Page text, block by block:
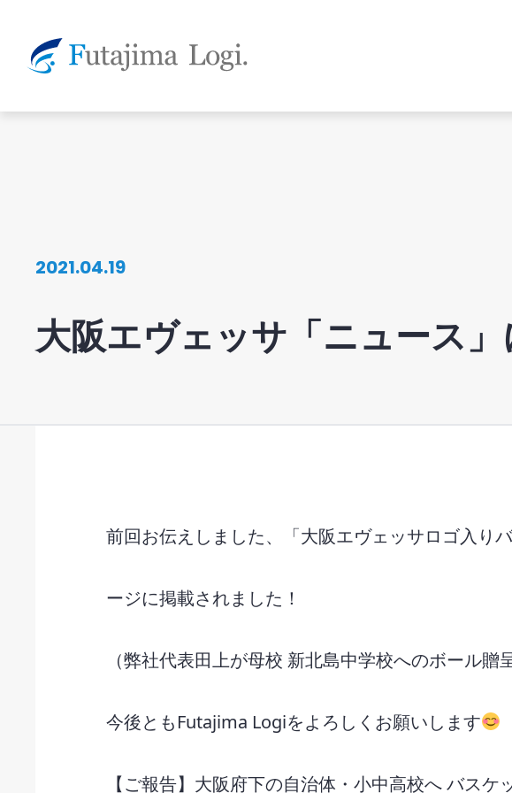
2021.04.19
大阪エヴェッサ「ニュース
前回お伝えしました、「大阪エヴェッサロゴ入り
ージに掲載されました！
（弊社代表田上が母校 新北島中学校へのボール贈
今後ともFutajima Logiをよろしくお願いします
【ご報告】大阪府下の自治体・小中高校へ バス